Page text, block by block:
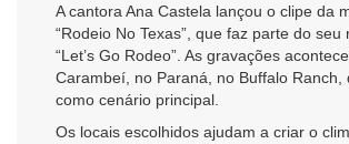
A cantora Ana Castela lançou o clipe da
“Rodeio No Texas”, que faz parte do seu
“Let’s Go Rodeo”. As gravações
Carambeí, no Paraná, no Buffalo Ranch,
como cenário principal.
Os locais escolhidos ajudam a criar o